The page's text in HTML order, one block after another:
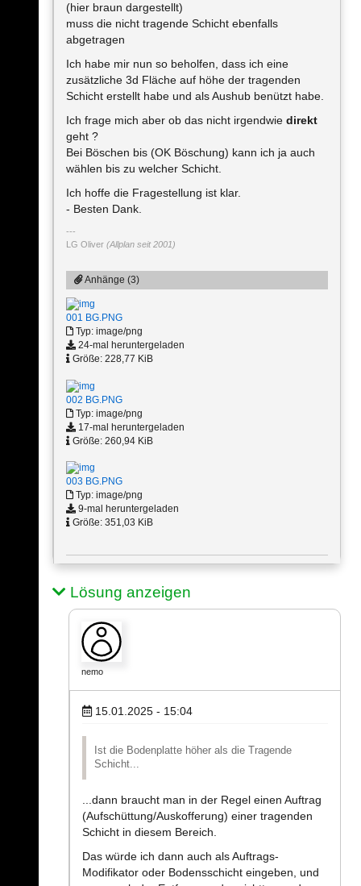
(hier braun dargestellt)
muss die nicht tragende Schicht ebenfalls
abgetragen
Ich habe mir nun so beholfen, dass ich eine
zusätzliche 3d Fläche auf höhe der tragenden
Schicht erstellt habe und als Aushub benützt habe.
Ich frage mich aber ob das nicht irgendwie direkt
geht ?
Bei Böschen bis (OK Böschung) kann ich ja auch
wählen bis zu welcher Schicht.
Ich hoffe die Fragestellung ist klar.
- Besten Dank.
LG Oliver (Allplan seit 2001)
Anhänge (3)
001 BG.PNG
Typ: image/png
24-mal heruntergeladen
Größe: 228,77 KiB
002 BG.PNG
Typ: image/png
17-mal heruntergeladen
Größe: 260,94 KiB
003 BG.PNG
Typ: image/png
9-mal heruntergeladen
Größe: 351,03 KiB
Lösung anzeigen
nemo
15.01.2025 - 15:04
Ist die Bodenplatte höher als die Tragende
Schicht...
...dann braucht man in der Regel einen Auftrag
(Aufschüttung/Auskofferung) einer tragenden
Schicht in diesem Bereich.
Das würde ich dann auch als Auftrags-
Modifikator oder Bodensschicht eingeben, und